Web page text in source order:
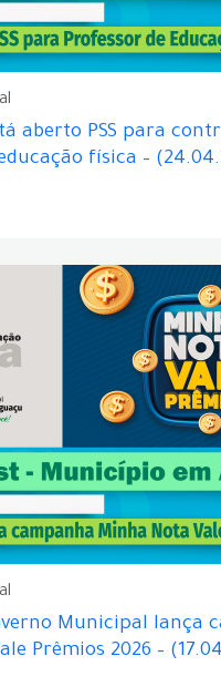
aberto PSS para
física –
Municipal lança
Prêmios 2026 –